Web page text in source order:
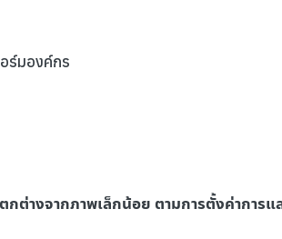
ร์มองค์กร
กต่างจากภาพเล็กน้อย ตามการตั้งค่ากา